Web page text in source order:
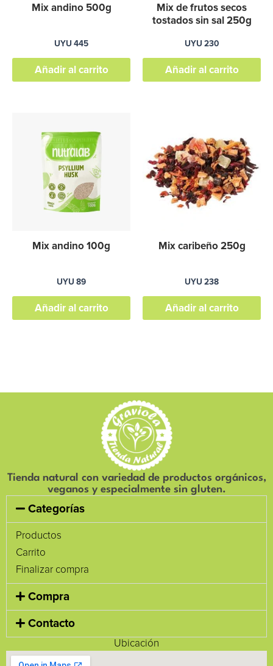
Mix andino 500g
UYU 445
Añadir al carrito
Mix de frutos secos
tostados sin sal 250g
UYU 230
Añadir al carrito
Mix andino 100g
UYU 89
Añadir al carrito
Mix caribeño 250g
UYU 238
Añadir al carrito
Tienda natural con variedad de productos orgánicos,
veganos y especialmente sin gluten.
Categorías
Productos
Carrito
Finalizar compra
Compra
Contacto
Ubicación